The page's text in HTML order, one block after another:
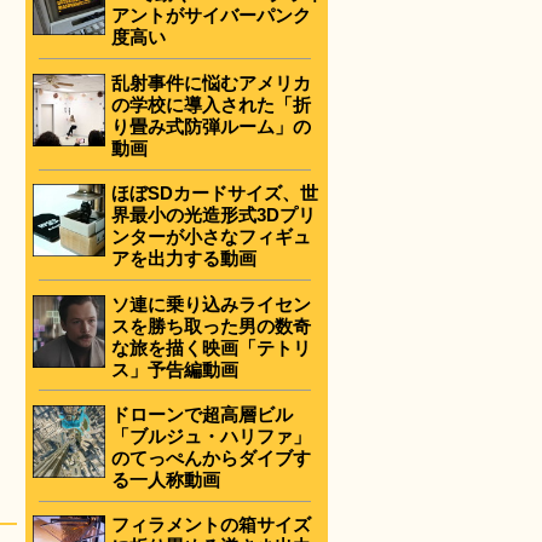
アントがサイバーパンク
度高い
乱射事件に悩むアメリカ
の学校に導入された「折
り畳み式防弾ルーム」の
動画
ほぼSDカードサイズ、世
界最小の光造形式3Dプリ
ンターが小さなフィギュ
アを出力する動画
ソ連に乗り込みライセン
スを勝ち取った男の数奇
な旅を描く映画「テトリ
ス」予告編動画
ドローンで超高層ビル
「ブルジュ・ハリファ」
のてっぺんからダイブす
る一人称動画
フィラメントの箱サイズ